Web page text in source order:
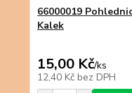
66000019
Kalek
15,00 Kč/ks
12,40 Kč bez DPH